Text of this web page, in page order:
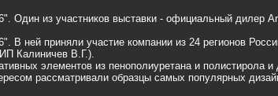
Один из участников выставки - официальный дилер
В ней приняли участие компании из 24 регионов
Калиничев В.Г.).
элементов из пенополиуретана и полистирола
рассматривали образцы самых популярных